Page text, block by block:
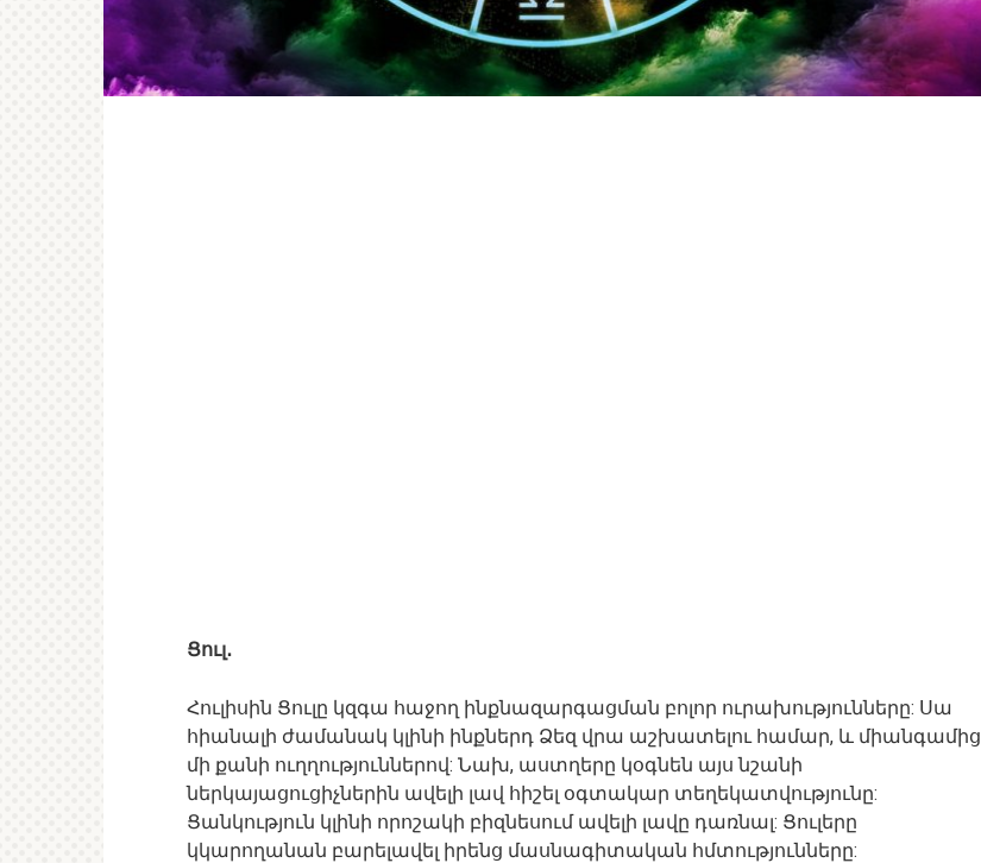
Ցուլ․
Հուլիսին Ցուլը կզգա հաջող ինքնազարգացման բոլոր ուրախությունները: Սա
հիանալի ժամանակ կլինի ինքներդ Ձեզ վրա աշխատելու համար, և միանգամից
մի քանի ուղղություններով: Նախ, աստղերը կօգնեն այս նշանի
ներկայացուցիչներին ավելի լավ հիշել օգտակար տեղեկատվությունը:
Ցանկություն կլինի որոշակի բիզնեսում ավելի լավը դառնալ: Ցուլերը
կկարողանան բարելավել իրենց մասնագիտական ​​հմտությունները: